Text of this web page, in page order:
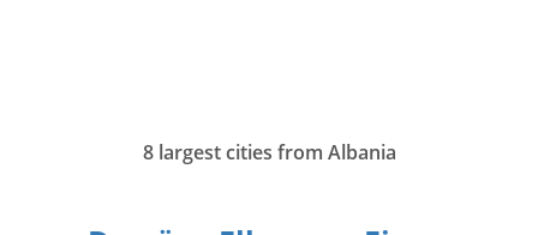
8 largest cities from Albania